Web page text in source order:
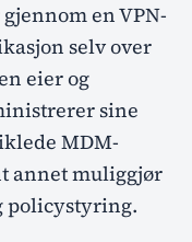
en VPN-
selv over
eier og
sine
MDM-
annet muliggjør
policystyring.